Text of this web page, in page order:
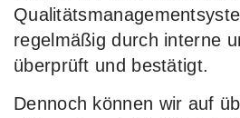
regelmäßig durch interne
überprüft und bestätigt.
Dennoch können wir auf